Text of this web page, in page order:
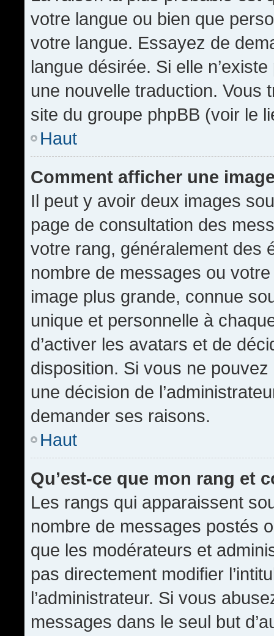
votre langue ou bien que
votre langue. Essayez de
langue désirée. Si elle
une nouvelle traduction. Vous
site du groupe phpBB (voir le
Haut
Comment afficher une
Il peut y avoir deux images
page de consultation des
votre rang, généralement des
nombre de messages ou
image plus grande, connue
unique et personnelle à
d’activer les avatars et de
disposition. Si vous ne pouvez
une décision de
demander ses raisons.
Haut
Qu’est-ce que mon rang et
Les rangs qui apparaissent
nombre de messages postés
que les modérateurs et
pas directement modifier
l’administrateur. Si vous
messages dans le seul but